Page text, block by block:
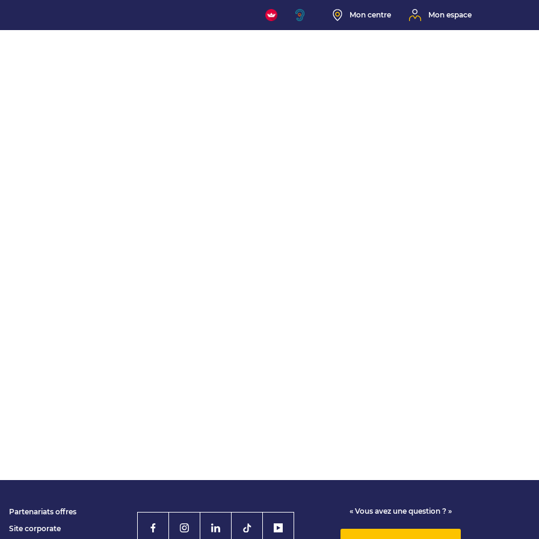
Mon centre Mon espace
Partenariats offres
Site corporate
« Vous avez une question ? »